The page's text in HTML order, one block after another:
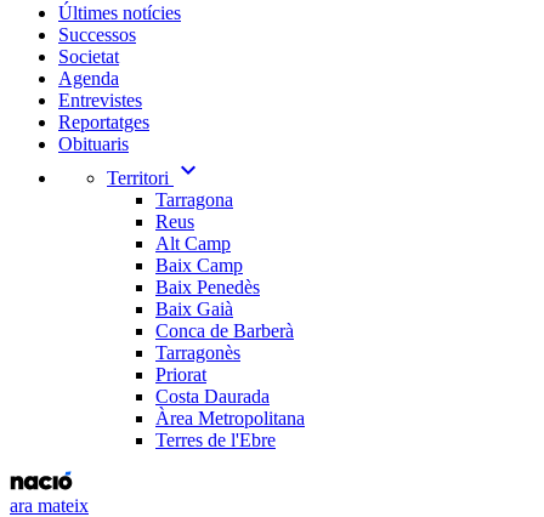
Últimes notícies
Successos
Societat
Agenda
Entrevistes
Reportatges
Obituaris
Territori
expand_more
Tarragona
Reus
Alt Camp
Baix Camp
Baix Penedès
Baix Gaià
Conca de Barberà
Tarragonès
Priorat
Costa Daurada
Àrea Metropolitana
Terres de l'Ebre
ara mateix